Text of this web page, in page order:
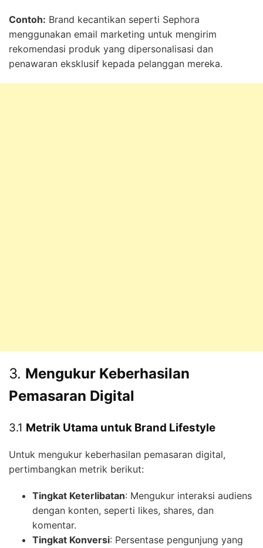
Contoh: Brand kecantikan seperti Sephora
menggunakan email marketing untuk mengirim
rekomendasi produk yang dipersonalisasi dan
penawaran eksklusif kepada pelanggan mereka.
3. Mengukur Keberhasilan
Pemasaran Digital
3.1 Metrik Utama untuk Brand Lifestyle
Untuk mengukur keberhasilan pemasaran digital,
pertimbangkan metrik berikut:
Tingkat Keterlibatan: Mengukur interaksi audiens
dengan konten, seperti likes, shares, dan
komentar.
Tingkat Konversi: Persentase pengunjung yang